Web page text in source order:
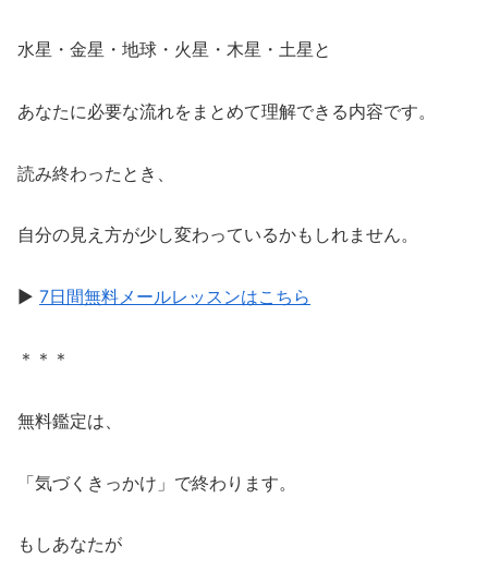
水星・金星・地球・火星・木星・土星と
あなたに必要な流れをまとめて理解できる内容です。
読み終わったとき、
自分の見え方が少し変わっているかもしれません。
▶ 7日間無料メールレッスンはこちら
＊＊＊
無料鑑定は、
「気づくきっかけ」で終わります。
もしあなたが